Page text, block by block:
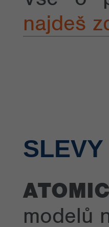
najdeš
modelů